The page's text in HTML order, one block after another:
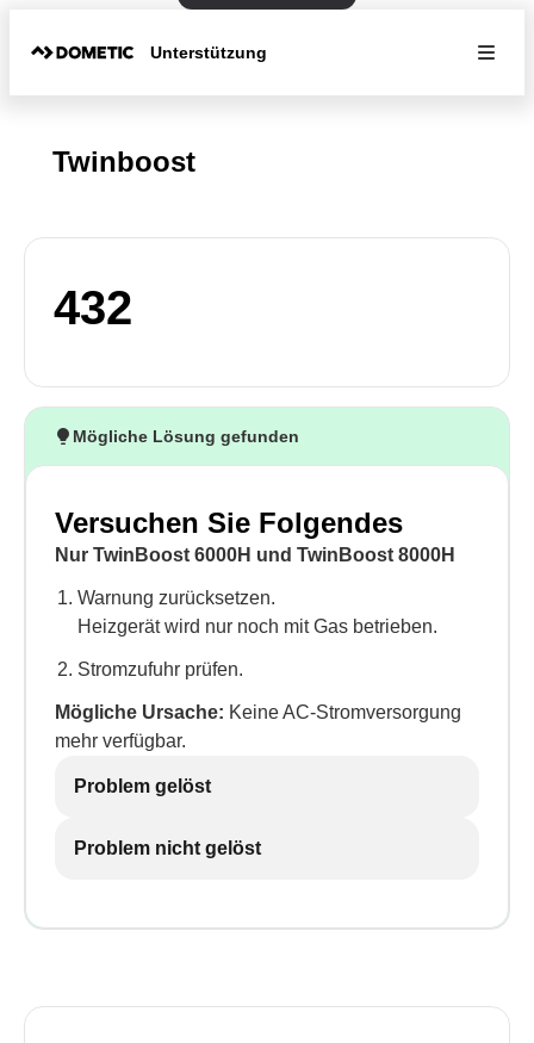
Unterstützung
Twinboost
432
Mögliche Lösung gefunden
Versuchen Sie Folgendes
Nur TwinBoost 6000H und TwinBoost 8000H
Warnung zurücksetzen.
Heizgerät wird nur noch mit Gas betrieben.
Stromzufuhr prüfen.
Mögliche Ursache: Keine AC-Stromversorgung
mehr verfügbar.
Problem gelöst
Problem nicht gelöst